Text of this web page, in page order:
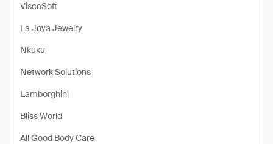
ViscoSoft
La Joya Jewelry
Nkuku
Network Solutions
Lamborghini
Bliss World
All Good Body Care